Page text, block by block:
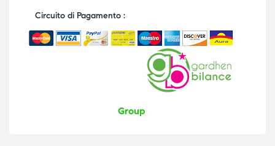
Circuito di Pagamento :
Group